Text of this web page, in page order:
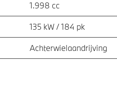
1.998 cc
135 kW / 184 pk
Achterwielaandrijving